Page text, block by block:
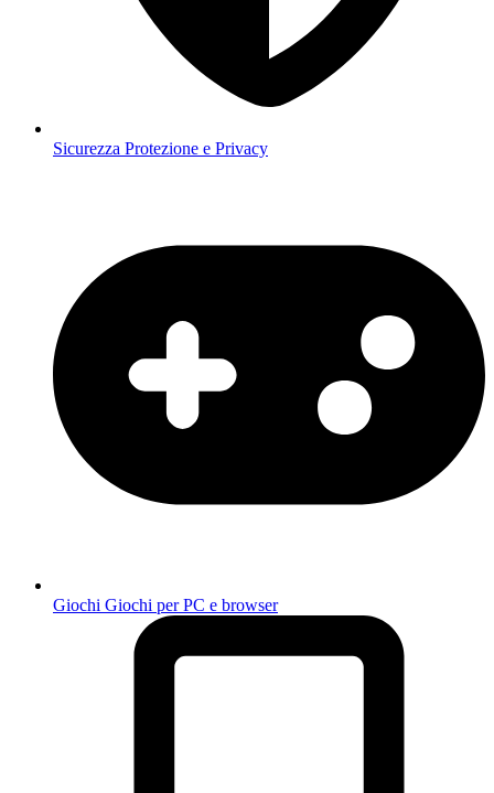
Sicurezza Protezione e Privacy
Giochi Giochi per PC e browser